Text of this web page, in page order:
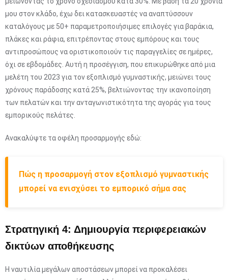
μου στον κλάδο, έχω δει κατασκευαστές να αναπτύσσουν
καταλόγους με 50+ παραμετροποιήσιμες επιλογές για βαράκια,
πλάκες και ράφια, επιτρέποντας στους εμπόρους και τους
αντιπροσώπους να οριστικοποιούν τις παραγγελίες σε ημέρες,
όχι σε εβδομάδες. Αυτή η προσέγγιση, που επικυρώθηκε από μια
μελέτη του 2023 για τον εξοπλισμό γυμναστικής, μειώνει τους
χρόνους παράδοσης κατά 25%, βελτιώνοντας την ικανοποίηση
των πελατών και την ανταγωνιστικότητα της αγοράς για τους
εμπορικούς πελάτες.
Ανακαλύψτε τα οφέλη προσαρμογής εδώ:
Πώς η προσαρμογή στον εξοπλισμό γυμναστικής
μπορεί να ενισχύσει το εμπορικό σήμα σας
Στρατηγική 4: Δημιουργία περιφερειακών
δικτύων αποθήκευσης
Η ναυτιλία μεγάλων αποστάσεων μπορεί να προκαλέσει